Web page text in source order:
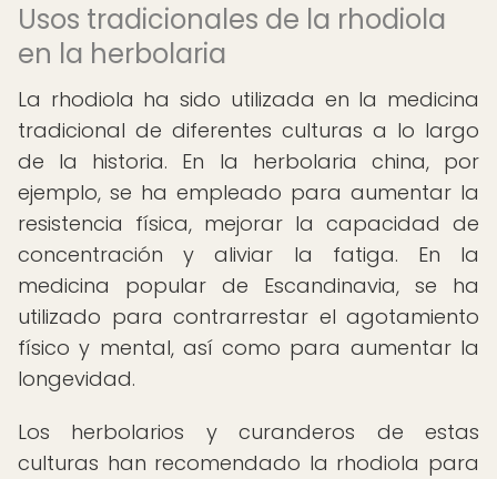
Usos tradicionales de la rhodiola
en la herbolaria
La rhodiola ha sido utilizada en la medicina
tradicional de diferentes culturas a lo largo
de la historia. En la herbolaria china, por
ejemplo, se ha empleado para aumentar la
resistencia física, mejorar la capacidad de
concentración y aliviar la fatiga. En la
medicina popular de Escandinavia, se ha
utilizado para contrarrestar el agotamiento
físico y mental, así como para aumentar la
longevidad.
Los herbolarios y curanderos de estas
culturas han recomendado la rhodiola para